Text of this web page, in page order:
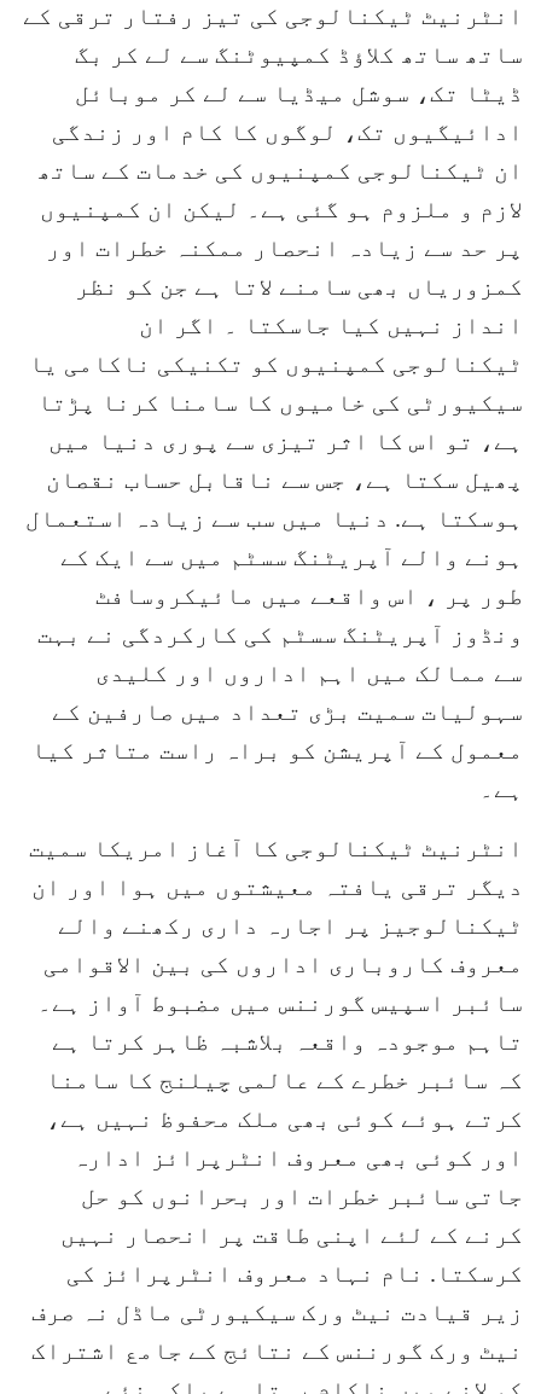
انٹرنیٹ ٹیکنالوجی کی تیز رفتار ترقی کے
ساتھ ساتھ کلاؤڈ کمپیوٹنگ سے لے کر بگ
ڈیٹا تک، سوشل میڈیا سے لے کر موبائل
ادائیگیوں تک، لوگوں کا کام اور زندگی
ان ٹیکنالوجی کمپنیوں کی خدمات کے ساتھ
لازم و ملزوم ہو گئی ہے۔ لیکن ان کمپنیوں
پر حد سے زیادہ انحصار ممکنہ خطرات اور
کمزوریاں بھی سامنے لاتا ہے جن کو نظر
انداز نہیں کیا جاسکتا ۔ اگر ان
ٹیکنالوجی کمپنیوں کو تکنیکی ناکامی یا
سیکیورٹی کی خامیوں کا سامنا کرنا پڑتا
ہے، تو اس کا اثر تیزی سے پوری دنیا میں
پھیل سکتا ہے، جس سے ناقابل حساب نقصان
ہوسکتا ہے. دنیا میں سب سے زیادہ استعمال
ہونے والے آپریٹنگ سسٹم میں سے ایک کے
طور پر ، اس واقعے میں مائیکروسافٹ
ونڈوز آپریٹنگ سسٹم کی کارکردگی نے بہت
سے ممالک میں اہم اداروں اور کلیدی
سہولیات سمیت بڑی تعداد میں صارفین کے
معمول کے آپریشن کو براہ راست متاثر کیا
ہے۔
انٹرنیٹ ٹیکنالوجی کا آغاز امریکا سمیت
دیگر ترقی یافتہ معیشتوں میں ہوا اور ان
ٹیکنالوجیز پر اجارہ داری رکھنے والے
معروف کاروباری اداروں کی بین الاقوامی
سائبر اسپیس گورننس میں مضبوط آواز ہے۔
تاہم موجودہ واقعہ بلاشبہ ظاہر کرتا ہے
کہ سائبر خطرے کے عالمی چیلنج کا سامنا
کرتے ہوئے کوئی بھی ملک محفوظ نہیں ہے،
اور کوئی بھی معروف انٹرپرائز ادارہ
جاتی سائبر خطرات اور بحرانوں کو حل
کرنے کے لئے اپنی طاقت پر انحصار نہیں
کرسکتا. نام نہاد معروف انٹرپرائز کی
زیر قیادت نیٹ ورک سیکیورٹی ماڈل نہ صرف
نیٹ ورک گورننس کے نتائج کے جامع اشتراک